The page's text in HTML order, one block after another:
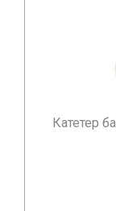
Катетер